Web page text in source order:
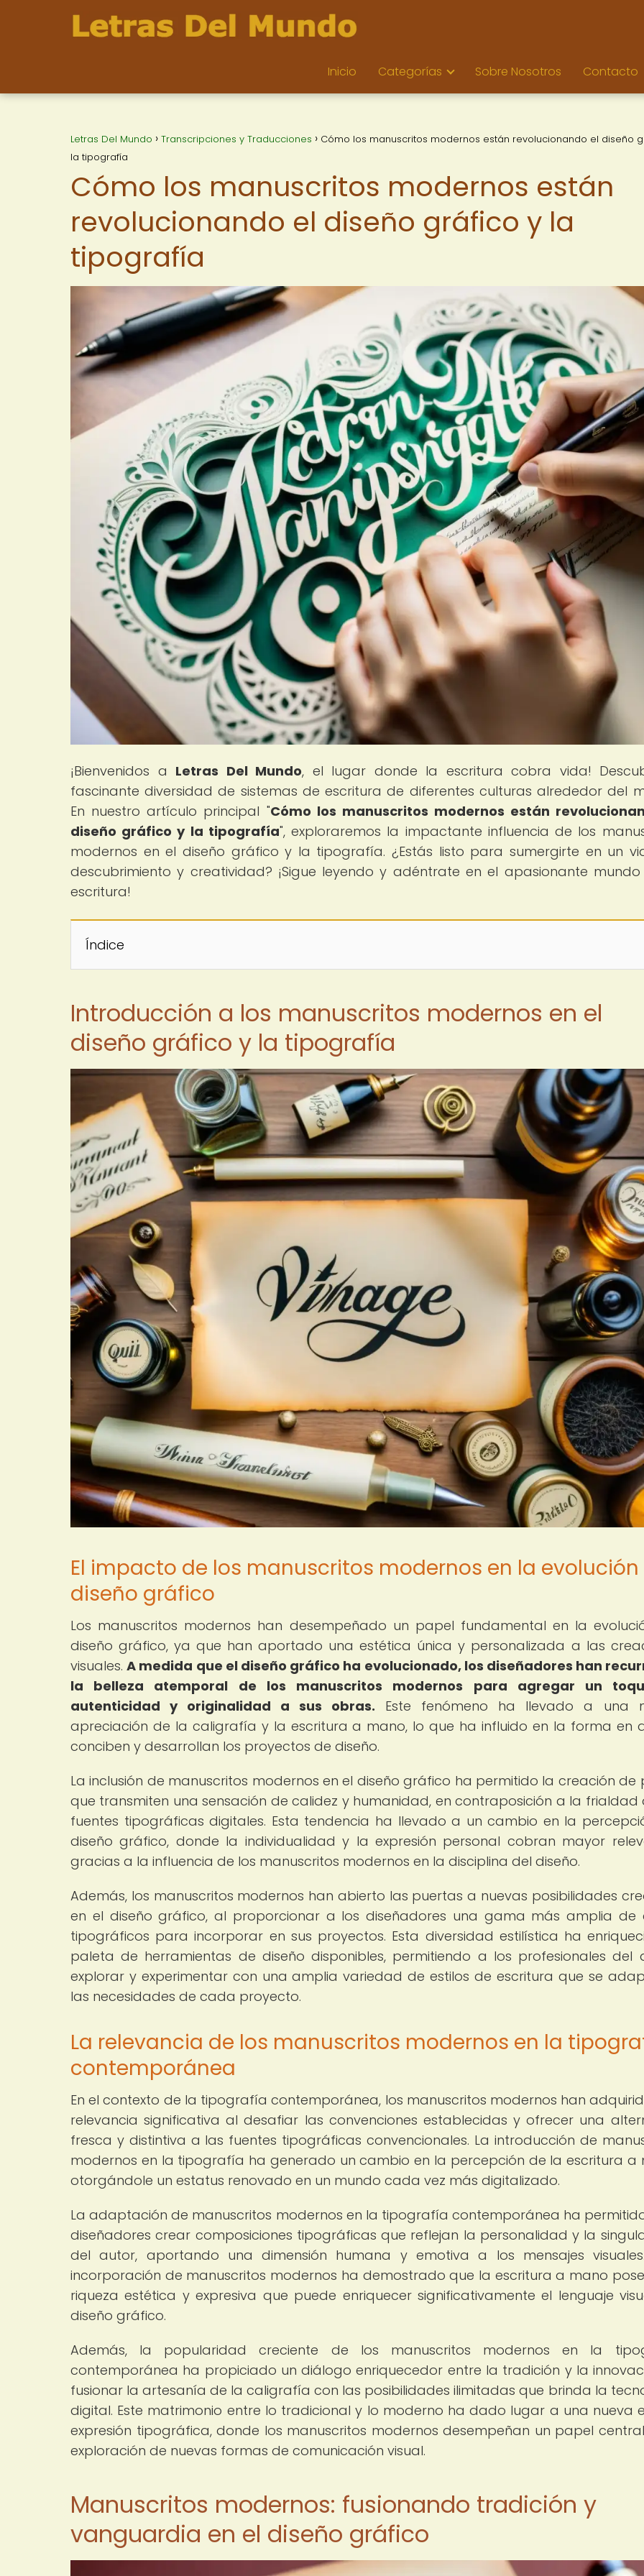
Inicio Categorías Sobre Nosotros Contacto
Letras Del Mundo Transcripciones y Traducciones
Cómo los manuscritos modernos están revolucionando el diseño
la tipografía
Cómo los manuscritos modernos están
revolucionando el diseño gráfico y la
tipografía
¡Bienvenidos a Letras Del Mundo, el lugar donde la escritura cobra vida!
fascinante diversidad de sistemas de escritura de diferentes culturas alrededor del
En nuestro artículo principal "Cómo los manuscritos modernos están
diseño gráfico y la tipografía", exploraremos la impactante influencia de los
modernos en el diseño gráfico y la tipografía. ¿Estás listo para sumergirte en un
descubrimiento y creatividad? ¡Sigue leyendo y adéntrate en el apasionante
escritura!
Índice
Introducción a los manuscritos modernos en el
diseño gráfico y la tipografía
El impacto de los manuscritos modernos en la
diseño gráfico
Los manuscritos modernos han desempeñado un papel fundamental en la
diseño gráfico, ya que han aportado una estética única y personalizada a las
visuales.A medida que el diseño gráfico ha evolucionado, los diseñadores han
la belleza atemporal de los manuscritos modernos para agregar un
autenticidad y originalidad a sus obras. Este fenómeno ha llevado a una
apreciación de la caligrafía y la escritura a mano, lo que ha influido en la forma en
conciben y desarrollan los proyectos de diseño.
La inclusión de manuscritos modernos en el diseño gráfico ha permitido la creación de
que transmiten una sensación de calidez y humanidad, en contraposición a la frialdad
fuentes tipográficas digitales. Esta tendencia ha llevado a un cambio en la
diseño gráfico, donde la individualidad y la expresión personal cobran mayor
gracias a la influencia de los manuscritos modernos en la disciplina del diseño.
Además, los manuscritos modernos han abierto las puertas a nuevas posibilidades
en el diseño gráfico, al proporcionar a los diseñadores una gama más amplia de
tipográficos para incorporar en sus proyectos. Esta diversidad estilística ha
paleta de herramientas de diseño disponibles, permitiendo a los profesionales del
explorar y experimentar con una amplia variedad de estilos de escritura que se
las necesidades de cada proyecto.
La relevancia de los manuscritos modernos en la
contemporánea
En el contexto de la tipografía contemporánea, los manuscritos modernos han
relevancia significativa al desafiar las convenciones establecidas y ofrecer una
fresca y distintiva a las fuentes tipográficas convencionales. La introducción de
modernos en la tipografía ha generado un cambio en la percepción de la escritura a
otorgándole un estatus renovado en un mundo cada vez más digitalizado.
La adaptación de manuscritos modernos en la tipografía contemporánea ha
diseñadores crear composiciones tipográficas que reflejan la personalidad y la
del autor, aportando una dimensión humana y emotiva a los mensajes
incorporación de manuscritos modernos ha demostrado que la escritura a mano
riqueza estética y expresiva que puede enriquecer significativamente el lenguaje
diseño gráfico.
Además, la popularidad creciente de los manuscritos modernos en la
contemporánea ha propiciado un diálogo enriquecedor entre la tradición y la
fusionar la artesanía de la caligrafía con las posibilidades ilimitadas que brinda la
digital. Este matrimonio entre lo tradicional y lo moderno ha dado lugar a una nueva
expresión tipográfica, donde los manuscritos modernos desempeñan un papel
exploración de nuevas formas de comunicación visual.
Manuscritos modernos: fusionando tradición y
vanguardia en el diseño gráfico